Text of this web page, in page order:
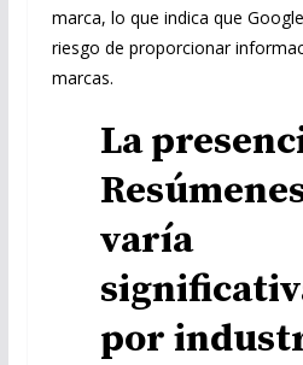
marca, lo que indica que
riesgo de proporcionar
marcas.
La
varía
por